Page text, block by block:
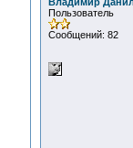
Пользователь
Сообщений: 82